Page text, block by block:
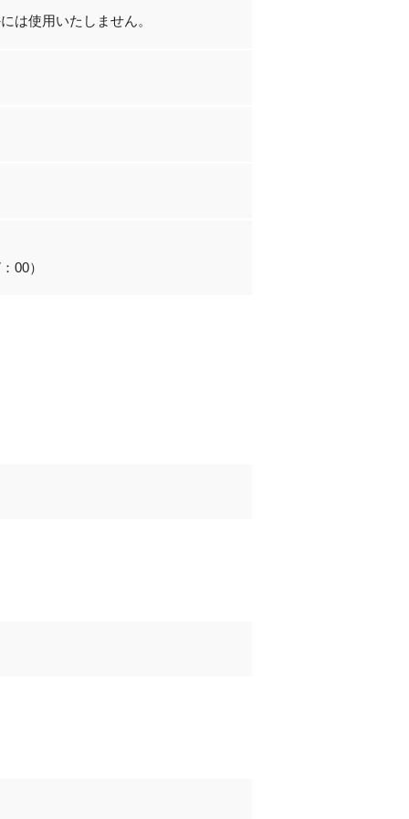
は使用いたしません。
00）